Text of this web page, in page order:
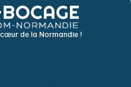
de la Normandie !